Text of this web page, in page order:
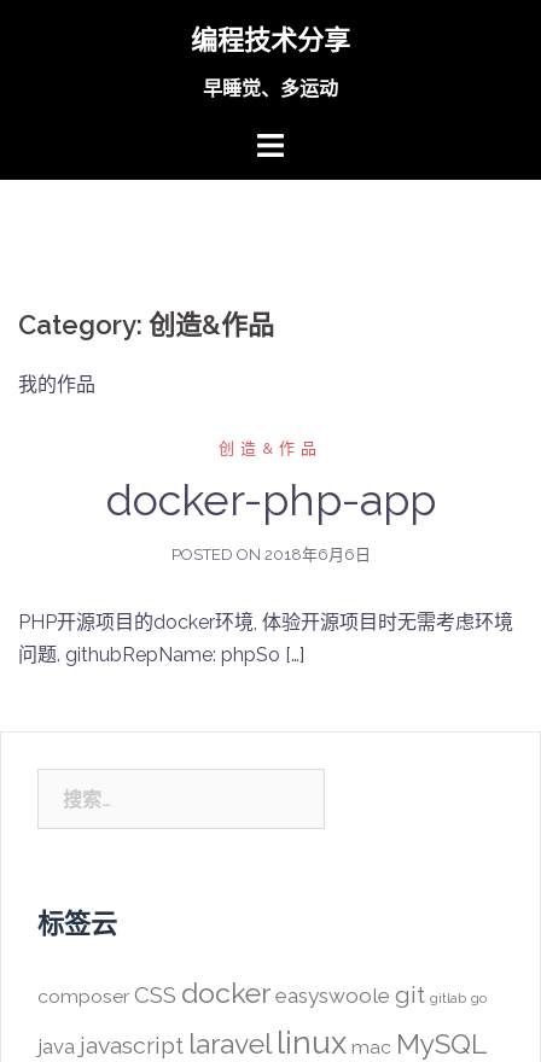
编程技术分享
早睡觉、多运动
Category: 创造&作品
我的作品
创造&作品
docker-php-app
POSTED ON 2018年6月6日
PHP开源项目的docker环境, 体验开源项目时无需考虑环境
问题. githubRepName: phpSo […]
索：
标签云
composer CSS docker easyswoole git gitlab go
java javascript laravel linux mac MySQL